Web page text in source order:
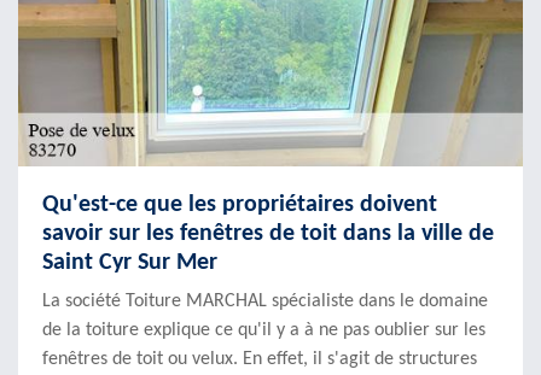
Qu'est-ce que les propriétaires doivent
savoir sur les fenêtres de toit dans la ville de
Saint Cyr Sur Mer
La société Toiture MARCHAL spécialiste dans le domaine
de la toiture explique ce qu'il y a à ne pas oublier sur les
fenêtres de toit ou velux. En effet, il s'agit de structures